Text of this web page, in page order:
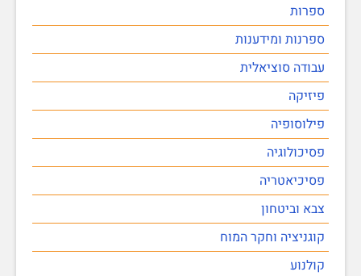
ספרות
ספרנות ומידענות
עבודה סוציאלית
פיזיקה
פילוסופיה
פסיכולוגיה
פסיכיאטריה
צבא וביטחון
קוגניציה וחקר המוח
קולנוע